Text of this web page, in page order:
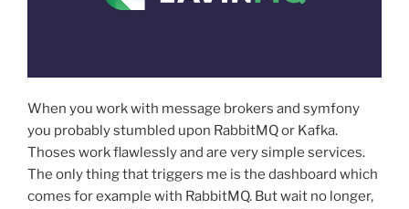
When you work with message brokers and symfony
you probably stumbled upon RabbitMQ or Kafka.
Thoses work flawlessly and are very simple services.
The only thing that triggers me is the dashboard which
comes for example with RabbitMQ. But wait no longer,